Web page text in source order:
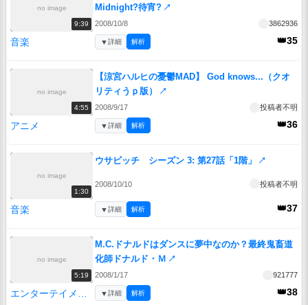
no image
9:39
Midnight?待宵? ↗
2008/10/8 3862936
音楽 👑35
▼詳細 解析
no image
4:55
【涼宮ハルヒの憂鬱MAD】 God knows...（クオ
リティうｐ版）
↗
2008/9/17 投稿者不明
アニメ 👑36
▼詳細 解析
no image
1:30
ウサビッチ シーズン 3: 第27話「1階」 ↗
2008/10/10 投稿者不明
音楽 👑37
▼詳細 解析
no image
5:19
M.C.ドナルドはダンスに夢中なのか？最終鬼畜道
化師ドナルド・Ｍ ↗
2008/1/17 921777
👑38
▼詳細 解析